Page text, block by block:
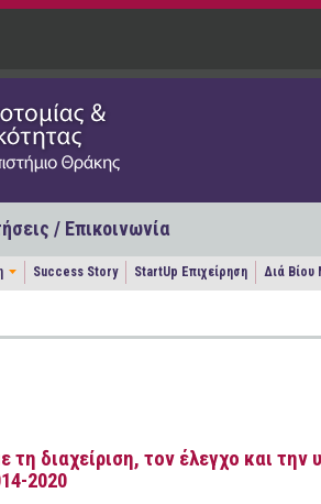
/ Επικοινωνία
Success Story StartUp Επιχείρηση Διά Βίου
τη διαχείριση, τον έλεγχο και
2020